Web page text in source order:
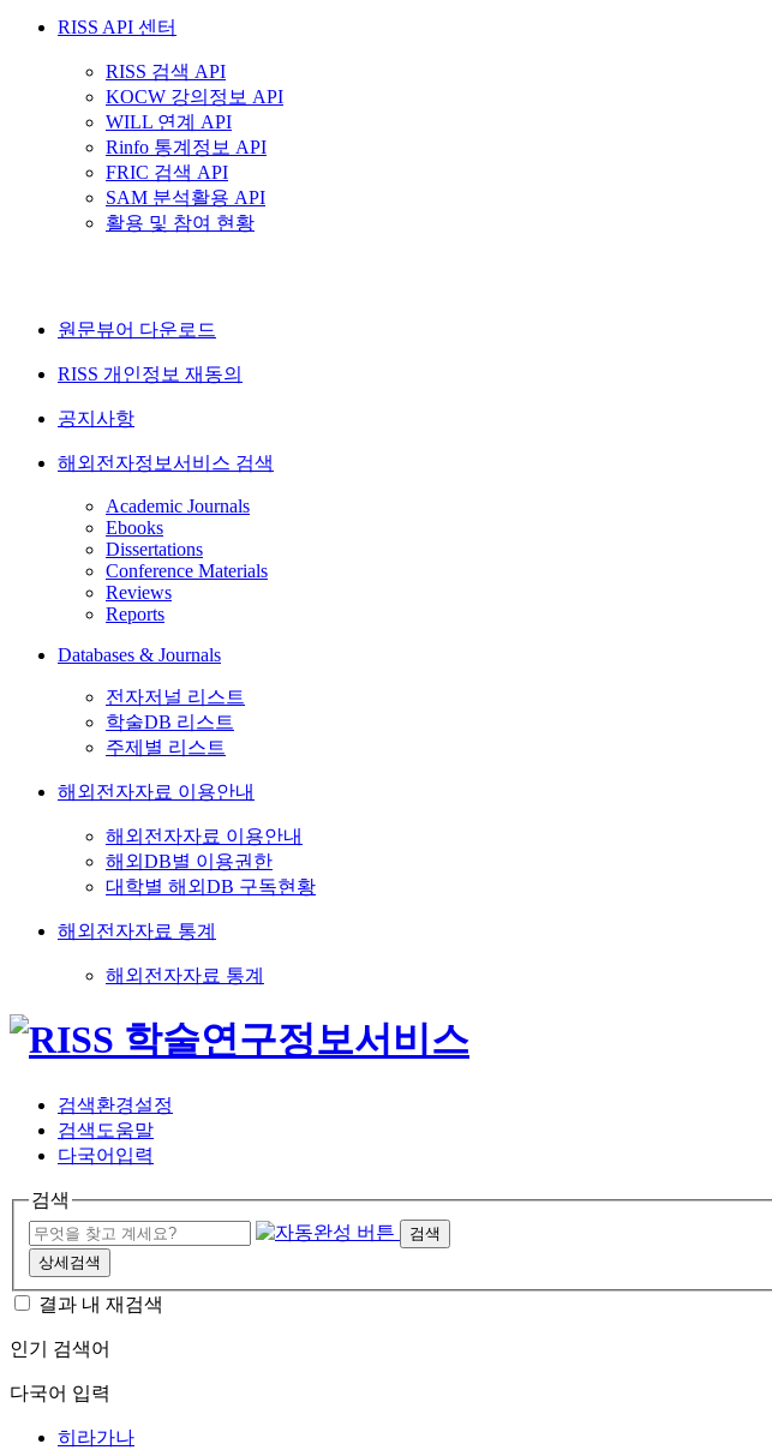
RISS API 센터
RISS 검색 API
KOCW 강의정보 API
WILL 연계 API
Rinfo 통계정보 API
FRIC 검색 API
SAM 분석활용 API
활용 및 참여 현황
원문뷰어 다운로드
RISS 개인정보 재동의
공지사항
해외전자정보서비스 검색
Academic Journals
Ebooks
Dissertations
Conference Materials
Reviews
Reports
Databases & Journals
전자저널 리스트
학술DB 리스트
주제별 리스트
해외전자자료 이용안내
해외전자자료 이용안내
해외DB별 이용권한
대학별 해외DB 구독현황
해외전자자료 통계
해외전자자료 통계
검색환경설정
검색도움말
다국어입력
검색
검색
상세검색
결과 내 재검색
인기 검색어
다국어 입력
히라가나